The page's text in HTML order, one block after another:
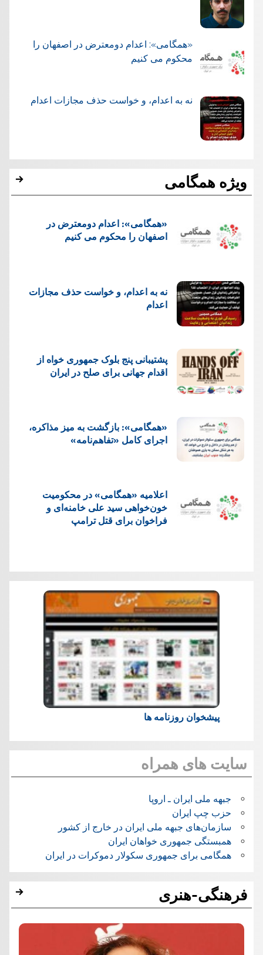
«همگامی»: اعدام دومعترض در اصفهان را
محکوم می کنیم
نه به اعدام، و خواست حذف مجازات اعدام
ویژه همگامی
«همگامی»: اعدام دومعترض در
اصفهان را محکوم می کنیم
نه به اعدام، و خواست حذف مجازات
اعدام
پشتيبانی پنج بلوک جمهوری خواه از
اقدام جهانی برای صلح در ایران
«همگامی»: بازگشت به میز مذاکره،
اجرای کامل «تفاهم‌نامه»
اعلامیه «همگامی» در محکومیت
خون‌خواهی سید علی خامنه‌ای و
فراخوان برای قتل ترامپ
پیشخوان روزنامه ها
سایت های همراه
جبهه ملی ایران ـ اروپا
حزب چپ ایران
سازمان‌های جبهه ملی ایران در خارج از کشور
همبستگی جمهوری خواهان ایران
همگامی برای جمهوری سکولار دموکرات در ایران
فرهنگی-هنری